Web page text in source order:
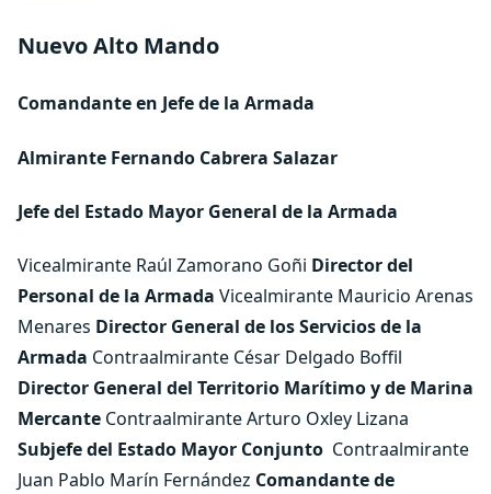
Nuevo Alto Mando
Comandante en Jefe de la Armada
Almirante Fernando Cabrera Salazar
Jefe del Estado Mayor General de la Armada
Vicealmirante Raúl Zamorano Goñi Director del
Personal de la Armada Vicealmirante Mauricio Arenas
Menares Director General de los Servicios de la
Armada Contraalmirante César Delgado Boffil
Director General del Territorio Marítimo y de Marina
Mercante Contraalmirante Arturo Oxley Lizana
Subjefe del Estado Mayor Conjunto Contraalmirante
Juan Pablo Marín Fernández Comandante de